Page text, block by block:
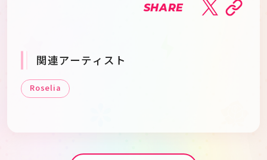
SHARE
関連アーティスト
Roselia